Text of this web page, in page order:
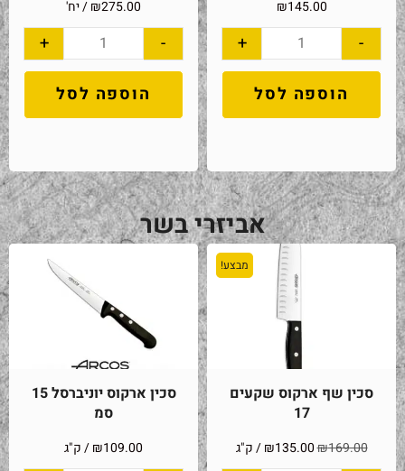
₪145.00
-
+
הוספה לסל
₪275.00 / יח'
-
+
הוספה לסל
אביזרי בשר
מבצע!
סכין שף ארקוס שקעים
17
₪169.00
₪135.00 / ק"ג
סכין ארקוס יוניברסל 15
סמ
₪109.00 / ק"ג